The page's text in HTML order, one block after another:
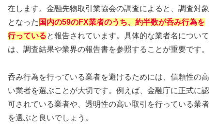
在します。金融先物取引業協会の調査によると、調査対象
となった 国内の59のFX業者のうち、約半数が呑み行為を
行っていると報告されています。具体的な業者名について
は、調査結果や業界の報告書を参照することが重要です。
呑み行為を行っている業者を避けるためには、信頼性の高
い業者を選ぶことが大切です。例えば、金融庁に正式に認
可されている業者や、透明性の高い取引を行っている業者
を選ぶと良いでしょう。